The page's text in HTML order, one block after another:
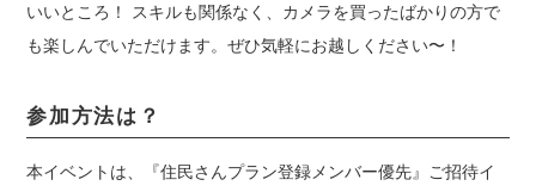
いいところ！ スキルも関係なく、カメラを買ったばかりの方で
も楽しんでいただけます。ぜひ気軽にお越しください〜！
参加方法は？
本イベントは、『住民さんプラン登録メンバー優先』ご招待イ